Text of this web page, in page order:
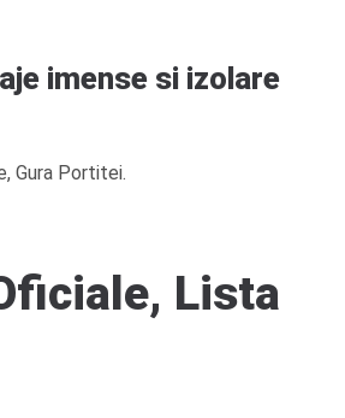
imense si izolare
Gura Portitei.
Lista